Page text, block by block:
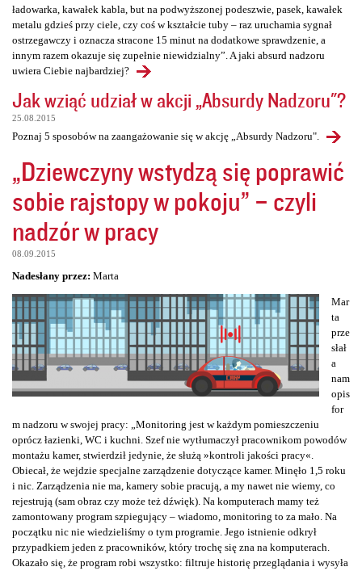
ładowarka, kawałek kabla, but na podwyższonej podeszwie, pasek, kawałek
metalu gdzieś przy ciele, czy coś w kształcie tuby – raz uruchamia sygnał
ostrzegawczy i oznacza stracone 15 minut na dodatkowe sprawdzenie, a
innym razem okazuje się zupełnie niewidzialny”. A jaki absurd nadzoru
uwiera Ciebie najbardziej?
Jak wziąć udział w akcji „Absurdy Nadzoru"?
25.08.2015
Poznaj 5 sposobów na zaangażowanie się w akcję „Absurdy Nadzoru".
„Dziewczyny wstydzą się poprawić
sobie rajstopy w pokoju” – czyli
nadzór w pracy
08.09.2015
Nadesłany przez: Marta
Mar
ta
prze
słał
a
nam
opis
for
m nadzoru w swojej pracy: „Monitoring jest w każdym pomieszczeniu
oprócz łazienki, WC i kuchni. Szef nie wytłumaczył pracownikom powodów
montażu kamer, stwierdził jedynie, że służą »kontroli jakości pracy«.
Obiecał, że wejdzie specjalne zarządzenie dotyczące kamer. Minęło 1,5 roku
i nic. Zarządzenia nie ma, kamery sobie pracują, a my nawet nie wiemy, co
rejestrują (sam obraz czy może też dźwięk). Na komputerach mamy też
zamontowany program szpiegujący – wiadomo, monitoring to za mało. Na
początku nic nie wiedzieliśmy o tym programie. Jego istnienie odkrył
przypadkiem jeden z pracowników, który trochę się zna na komputerach.
Okazało się, że program robi wszystko: filtruje historię przeglądania i wysyła